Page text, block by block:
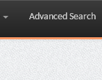
Advanced Search